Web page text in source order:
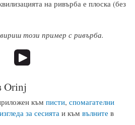
на ривърба е плоска (без
този пример с ривърба.
Orinj
към писти, спомагателни
изгледа за сесията и към вълните в